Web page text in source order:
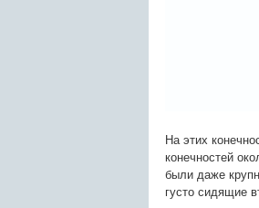
На этих
конечностей
были даже
густо сидящие